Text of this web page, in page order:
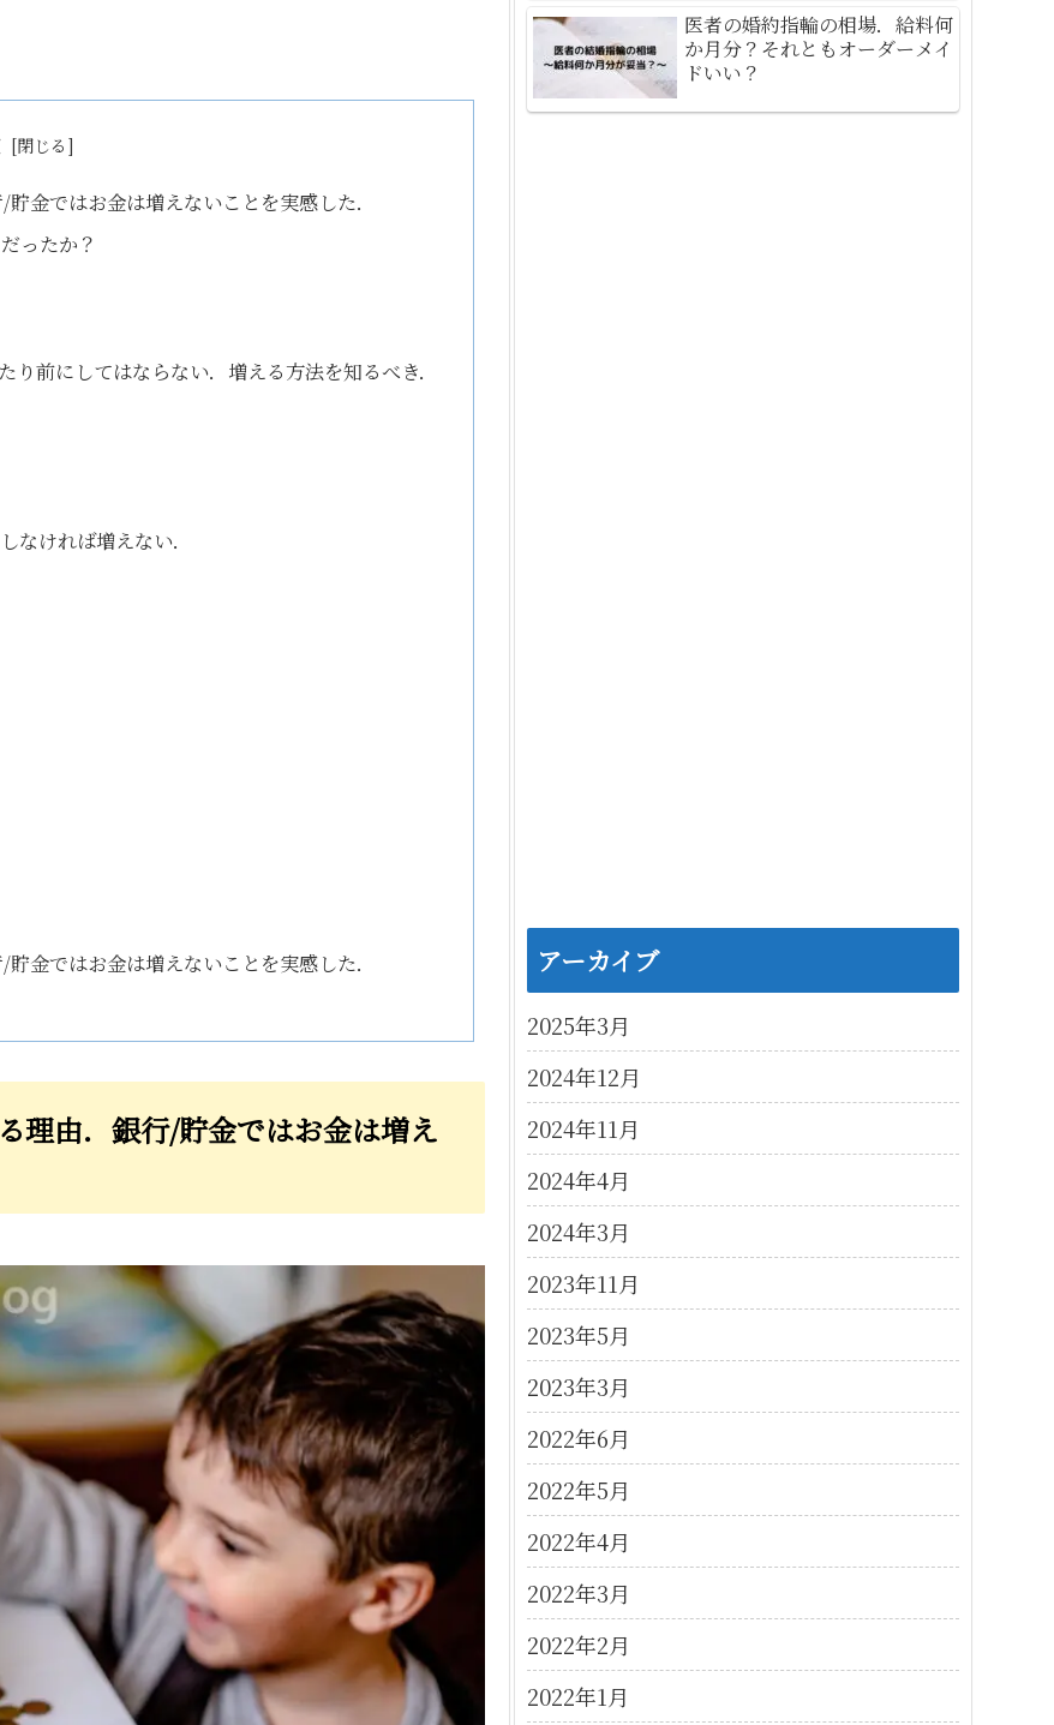
金ではお金は増えないことを実感した．
ったか？
前にしてはならない．増える方法を知るべき．
なければ増えない．
金ではお金は増えないことを実感した．
理由．銀行/貯金ではお金は増え
医者の婚約指輪の相場．給料何
か月分？それともオーダーメイ
ドいい？
アーカイブ
2025年3月
2024年12月
2024年11月
2024年4月
2024年3月
2023年11月
2023年5月
2023年3月
2022年6月
2022年5月
2022年4月
2022年3月
2022年2月
2022年1月